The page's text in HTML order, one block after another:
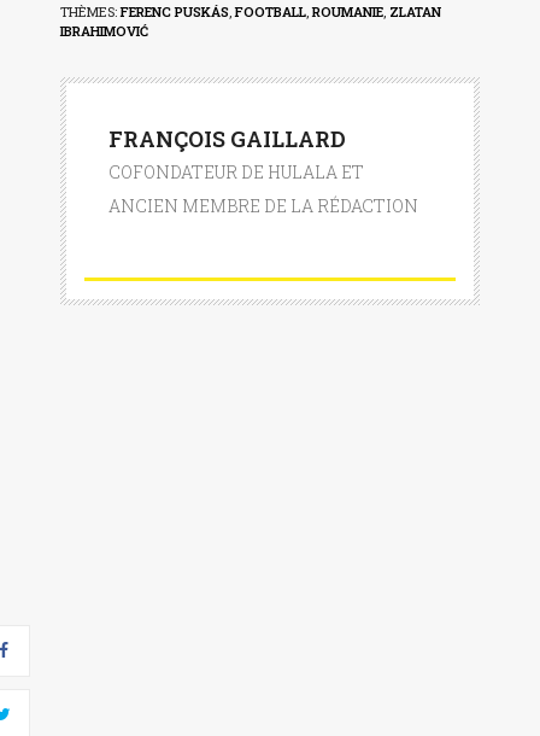
THÈMES:FERENC PUSKÁS ,FOOTBALL ,ROUMANIE ZLATAN
IBRAHIMOVIĆ
FRANÇOIS GAILLARD
COFONDATEUR DE HULALA ET
ANCIEN MEMBRE DE LA RÉDACTION